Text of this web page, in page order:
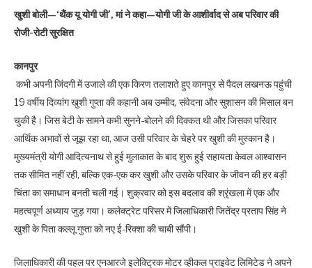
खुशी बोली—‘थैंक यू योगी जी’, मां ने कहा—योगी जी के आशीर्वाद से अब परिवार की
रोजी-रोटी सुरक्षित
कानपुर
कभी अपनी जिंदगी में उजाले की एक किरण तलाशते हुए कानपुर से पैदल लखनऊ पहुंची
19 वर्षीय दिव्यांग खुशी गुप्ता की कहानी अब उम्मीद, संवेदना और सुशासन की मिसाल बन
चुकी है। जिस बेटी के सामने कभी सुनने-बोलने की दिक्कत थी और जिसका परिवार
आर्थिक अभावों से जूझ रहा था, आज उसी परिवार के चेहरे पर खुशी की मुस्कान है।
मुख्यमंत्री योगी आदित्यनाथ से हुई मुलाकात के बाद शुरू हुई सहायता केवल आश्वासन
तक सीमित नहीं रही, बल्कि एक-एक कर खुशी और उसके परिवार के जीवन की हर बड़ी
चिंता का समाधान बनती चली गई। शुक्रवार को इस बदलाव की श्रृंखला में एक और
महत्वपूर्ण अध्याय जुड़ गया। कलेक्ट्रेट परिसर में जिलाधिकारी जितेंद्र प्रताप सिंह ने
खुशी के पिता कल्लू गुप्ता को नए ई-रिक्शा की चाबी सौंपी।
जिलाधिकारी की पहल पर एनआरजे इलेक्ट्रिक मोटर व्हीकल प्राइवेट लिमिटेड ने अपने